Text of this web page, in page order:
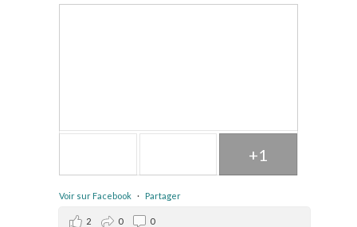
+1
Voir sur Facebook · Partager
2 0 0